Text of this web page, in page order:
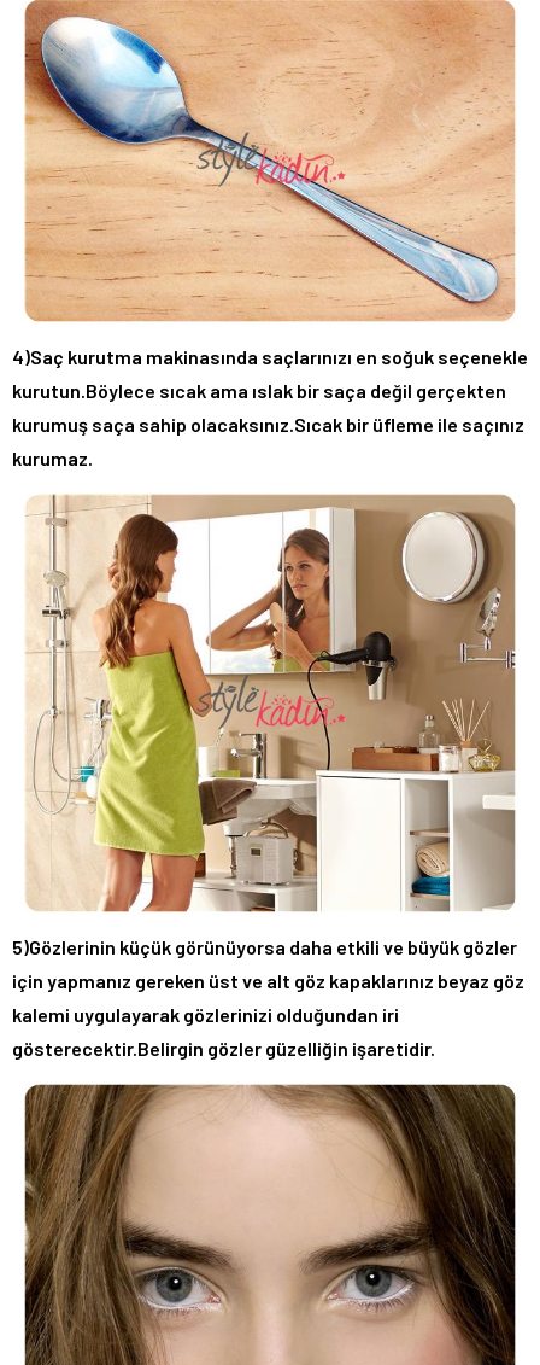
4)Saç kurutma makinasında saçlarınızı en soğuk seçenekle
kurutun.Böylece sıcak ama ıslak bir saça değil gerçekten
kurumuş saça sahip olacaksınız.Sıcak bir üfleme ile saçınız
kurumaz.
5)Gözlerinin küçük görünüyorsa daha etkili ve büyük gözler
için yapmanız gereken üst ve alt göz kapaklarınız beyaz göz
kalemi uygulayarak gözlerinizi olduğundan iri
gösterecektir.Belirgin gözler güzelliğin işaretidir.